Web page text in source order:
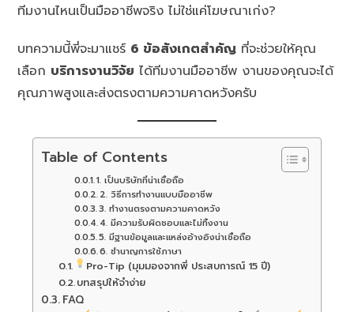
ทีมงานไหนเป็นมืออาชีพจริง ไม่ใช่แค่โฆษณาเก่ง?
บทความนี้พี่จะมาแชร์ 6 ข้อสังเกตสำคัญ ที่จะช่วยให้คุณ
เลือก บริการงานวิจัย ได้ทีมงานมืออาชีพ งานของคุณจะได้
คุณภาพสูงและส่งตรงตามความคาดหวังครับ
Table of Contents
1. เป็นบริษัทที่น่าเชื่อถือ
2. วิธีการทำงานแบบมืออาชีพ
3. ทำงานตรงตามความคาดหวัง
4. มีความรับผิดชอบและไม่ทิ้งงาน
5. มีฐานข้อมูลและแหล่งอ้างอิงน่าเชื่อถือ
6. ชำนาญการใช้ภาษา
Pro-Tip (มุมมองจากพี่ ประสบการณ์ 15 ปี)
บทสรุปให้จำง่าย
FAQ